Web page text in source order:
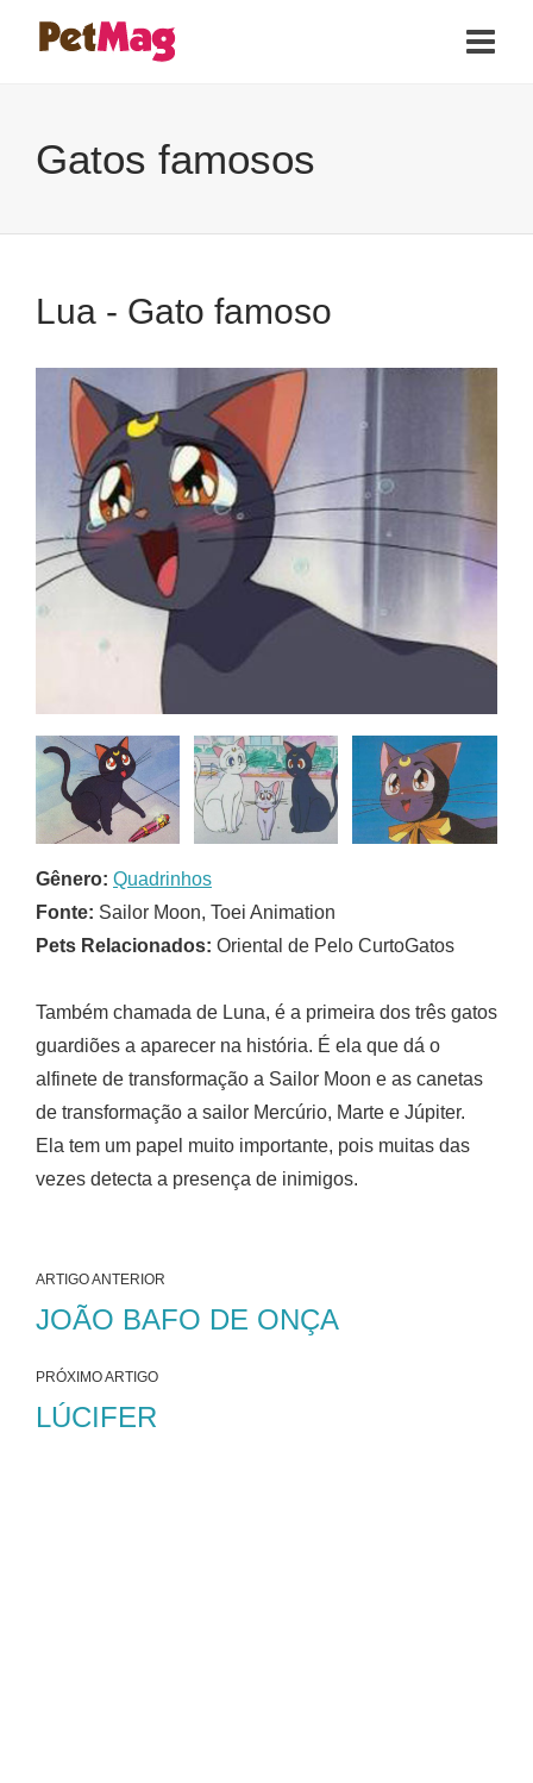
Gatos famosos
Lua - Gato famoso
Gênero: Quadrinhos
Fonte: Sailor Moon, Toei Animation
Pets Relacionados: Oriental de Pelo CurtoGatos
Também chamada de Luna, é a primeira dos três gatos
guardiões a aparecer na história. É ela que dá o
alfinete de transformação a Sailor Moon e as canetas
de transformação a sailor Mercúrio, Marte e Júpiter.
Ela tem um papel muito importante, pois muitas das
vezes detecta a presença de inimigos.
ARTIGO ANTERIOR
JOÃO BAFO DE ONÇA
PRÓXIMO ARTIGO
LÚCIFER